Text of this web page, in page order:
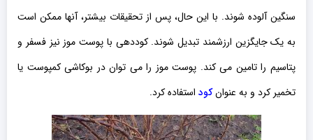
سنگین آلوده شوند. با این حال، پس از تحقیقات بیشتر، آنها ممکن است
به یک جایگزین ارزشمند تبدیل شوند. کوددهی با پوست موز نیز فسفر و
پتاسیم را تامین می کند. پوست موز را می توان در بوکاشی کمپوست یا
تخمیر کرد و به عنوانکود استفاده کرد.